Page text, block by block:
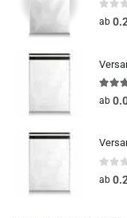
0out
ab
5.00
ab
0out
ab